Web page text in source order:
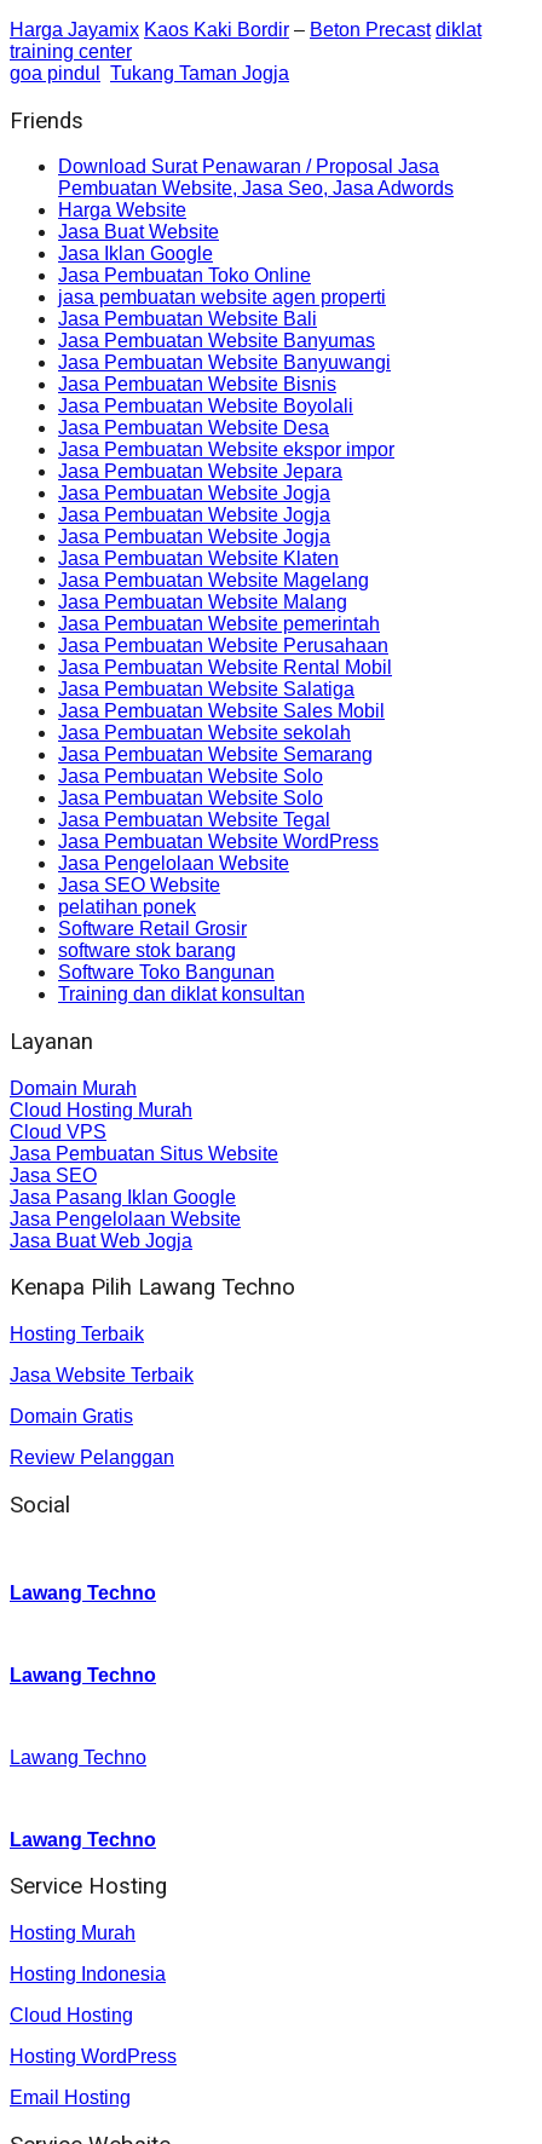
Harga Jayamix Kaos Kaki Bordir – Beton Precast diklat
training center
goa pindul
Tukang Taman Jogja
Friends
Download Surat Penawaran / Proposal Jasa
Pembuatan Website, Jasa Seo, Jasa Adwords
Harga Website
Jasa Buat Website
Jasa Iklan Google
Jasa Pembuatan Toko Online
jasa pembuatan website agen properti
Jasa Pembuatan Website Bali
Jasa Pembuatan Website Banyumas
Jasa Pembuatan Website Banyuwangi
Jasa Pembuatan Website Bisnis
Jasa Pembuatan Website Boyolali
Jasa Pembuatan Website Desa
Jasa Pembuatan Website ekspor impor
Jasa Pembuatan Website Jepara
Jasa Pembuatan Website Jogja
Jasa Pembuatan Website Jogja
Jasa Pembuatan Website Jogja
Jasa Pembuatan Website Klaten
Jasa Pembuatan Website Magelang
Jasa Pembuatan Website Malang
Jasa Pembuatan Website pemerintah
Jasa Pembuatan Website Perusahaan
Jasa Pembuatan Website Rental Mobil
Jasa Pembuatan Website Salatiga
Jasa Pembuatan Website Sales Mobil
Jasa Pembuatan Website sekolah
Jasa Pembuatan Website Semarang
Jasa Pembuatan Website Solo
Jasa Pembuatan Website Solo
Jasa Pembuatan Website Tegal
Jasa Pembuatan Website WordPress
Jasa Pengelolaan Website
Jasa SEO Website
pelatihan ponek
Software Retail Grosir
software stok barang
Software Toko Bangunan
Training dan diklat konsultan
Layanan
Domain Murah
Cloud Hosting Murah
Cloud VPS
Jasa Pembuatan Situs Website
Jasa SEO
Jasa Pasang Iklan Google
Jasa Pengelolaan Website
Jasa Buat Web Jogja
Kenapa Pilih Lawang Techno
Hosting Terbaik
Jasa Website Terbaik
Domain Gratis
Review Pelanggan
Social
Lawang Techno
Lawang Techno
Lawang Techno
Lawang Techno
Service Hosting
Hosting Murah
Hosting Indonesia
Cloud Hosting
Hosting WordPress
Email Hosting